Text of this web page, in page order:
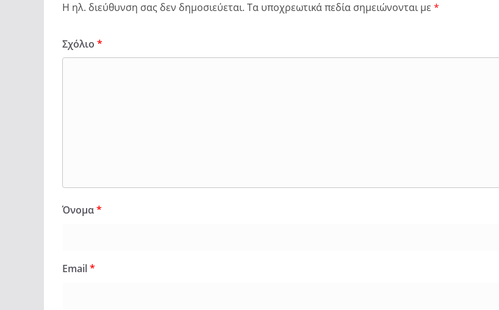
Η ηλ. διεύθυνση σας δεν δημοσιεύεται. Τα υποχρεωτικά πεδία σημειώνονται με *
Σχόλιο *
Όνομα*
Email*